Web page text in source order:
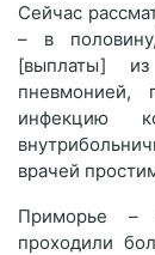
Сейчас
– в
[выплаты]
пневмонией,
инфекцию
врачей
Приморье –
проходили